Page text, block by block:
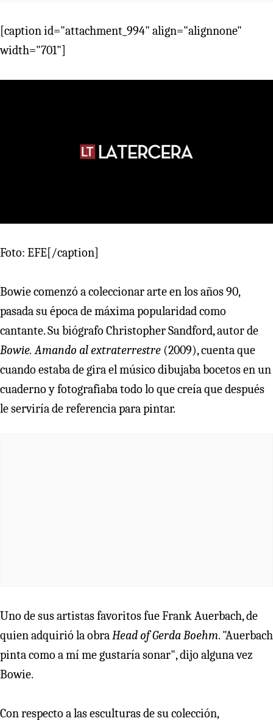
[caption id="attachment_994" align="alignnone"
width="701"]
Foto: EFE[/caption]
Bowie comenzó a coleccionar arte en los años 90,
pasada su época de máxima popularidad como
cantante. Su biógrafo Christopher Sandford, autor de
Bowie. Amando al extraterrestre (2009), cuenta que
cuando estaba de gira el músico dibujaba bocetos en un
cuaderno y fotografiaba todo lo que creía que después
le serviría de referencia para pintar.
Uno de sus artistas favoritos fue Frank Auerbach, de
quien adquirió la obra Head of Gerda Boehm. "Auerbach
pinta como a mí me gustaría sonar", dijo alguna vez
Bowie.
Con respecto a las esculturas de su colección,